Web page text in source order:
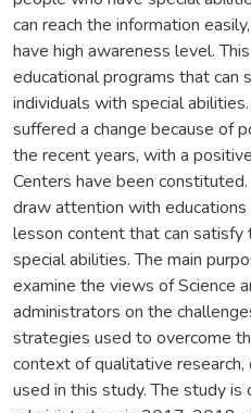
can reach the information
have high awareness level.
educational programs that can
individuals with special
suffered a change because of
the recent years, with a
Centers have been
draw attention with educations
lesson content that can
special abilities. The main
examine the views of Science
administrators on the
strategies used to overcome
context of qualitative
used in this study. The study